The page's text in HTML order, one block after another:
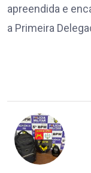
apreendida e
a Primeira